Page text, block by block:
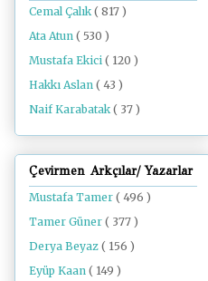
Cemal Çalık( 817 )
Ata Atun ( 530 )
Mustafa Ekici ( 120 )
Hakkı Aslan ( 43 )
Naif Karabatak( 37 )
Çevirmen Arkçılar/ Yazarlar
Mustafa Tamer ( 496 )
Tamer Güner ( 377 )
Derya Beyaz ( 156 )
Eyüp Kaan ( 149 )